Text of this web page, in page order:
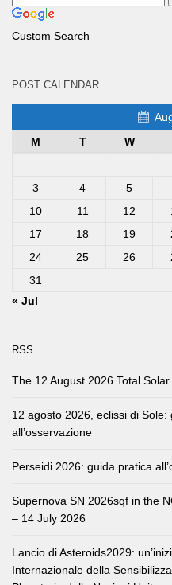
Custom Search
POST CALENDAR
M
T W
3
4 5
10
11 12
17
18 19
24
25 26
31
« Jul
RSS
The 12 August 2026 Total
12 agosto 2026, eclissi di
all’osservazione
Perseidi 2026: guida pratica
Supernova SN 2026sqf in the
– 14 July 2026
Lancio di Asteroids2029:
Internazionale della